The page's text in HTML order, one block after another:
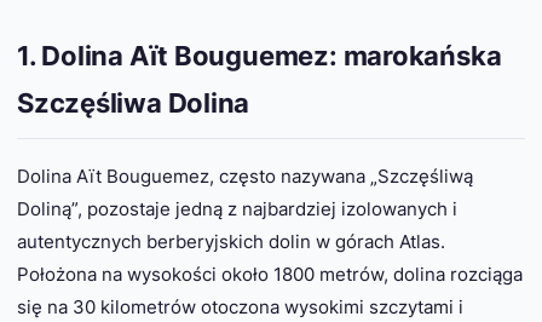
1. Dolina Aït Bouguemez: marokańska
Szczęśliwa Dolina
Dolina Aït Bouguemez, często nazywana „Szczęśliwą
Doliną”, pozostaje jedną z najbardziej izolowanych i
autentycznych berberyjskich dolin w górach Atlas.
Położona na wysokości około 1800 metrów, dolina rozciąga
się na 30 kilometrów otoczona wysokimi szczytami i